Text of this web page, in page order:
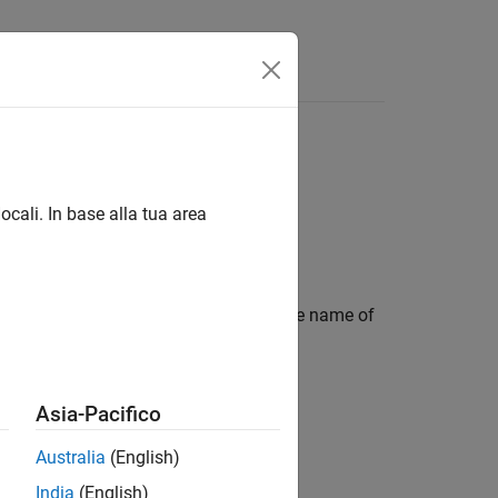
default, the code generator uses the name of
In base alla tua area
Asia-Pacifico
Australia (English)
India (English)